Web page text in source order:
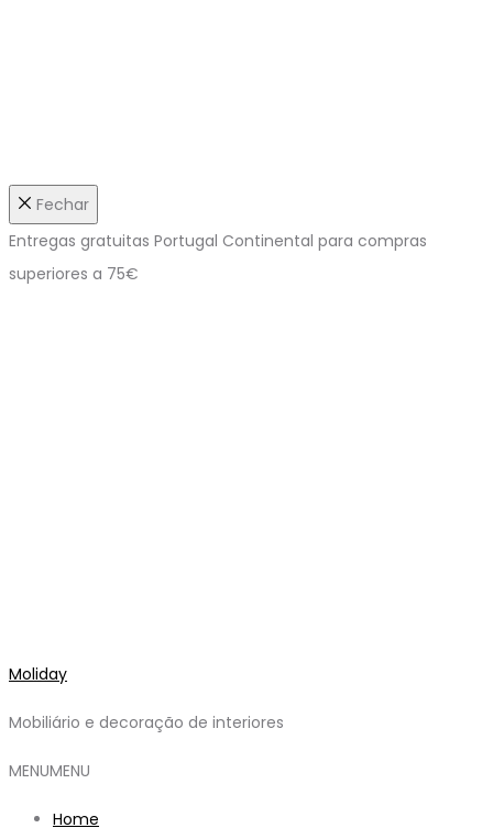
Fechar
Entregas gratuitas Portugal Continental para compras
superiores a 75€
Moliday
Mobiliário e decoração de interiores
MENUMENU
Home